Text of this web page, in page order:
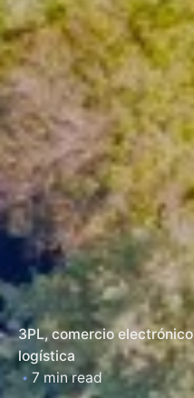
3PL comercio electrónico
logística
7 min read